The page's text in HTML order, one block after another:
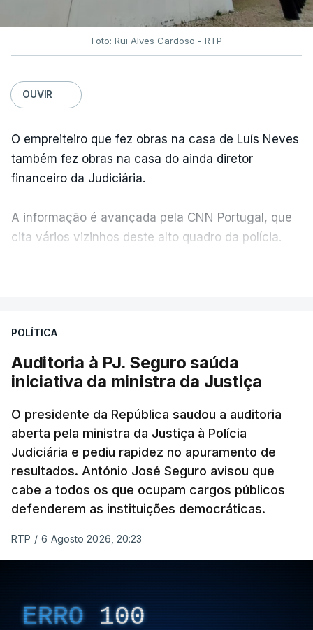
Foto: Rui Alves Cardoso - RTP
OUVIR
O empreiteiro que fez obras na casa de Luís Neves
também fez obras na casa do ainda diretor
financeiro da Judiciária.
A informação é avançada pela CNN Portugal, que
cita vários vizinhos deste alto quadro da polícia.
apreendido numa operação de droga.
POLÍTICA
Auditoria à PJ. Seguro saúda
iniciativa da ministra da Justiça
O presidente da República saudou a auditoria
aberta pela ministra da Justiça à Polícia
Judiciária e pediu rapidez no apuramento de
resultados. António José Seguro avisou que
cabe a todos os que ocupam cargos públicos
defenderem as instituições democráticas.
RTP / 6 Agosto 2026, 20:23
ERRO 100